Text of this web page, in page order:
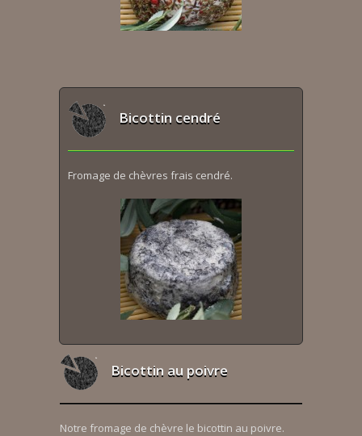
Bicottin cendré
Fromage de chèvres frais cendré.
Bicottin au poivre
Notre fromage de chèvre le bicottin au poivre.